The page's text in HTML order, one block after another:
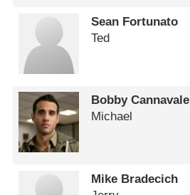
Sean Fortunato
Ted
Bobby Cannavale
Michael
Mike Bradecich